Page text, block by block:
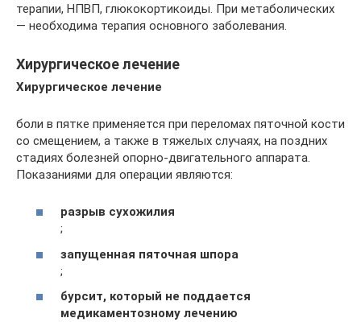
терапии, НПВП, глюкокортикоиды. При метаболических
— необходима терапия основного заболевания.
Хирургическое лечение
Хирургическое лечение
боли в пятке применяется при переломах пяточной кости
со смещением, а также в тяжелых случаях, на поздних
стадиях болезней опорно-двигательного аппарата.
Показаниями для операции являются:
разрыв сухожилия
;
запущенная пяточная шпора
;
бурсит, который не поддается
медикаментозному лечению